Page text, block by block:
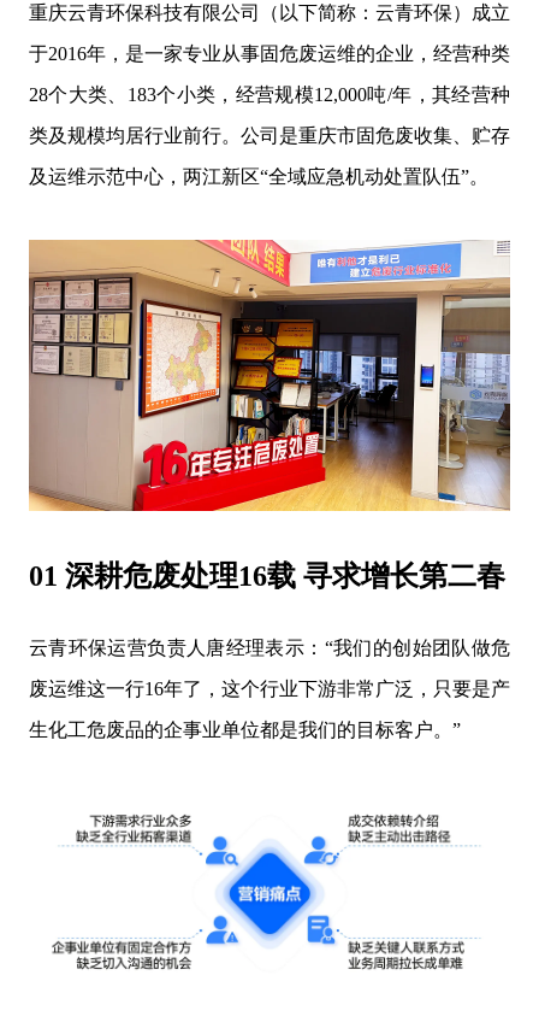
重庆云青环保科技有限公司（以下简称：云青环保）成立
于2016年，是一家专业从事固危废运维的企业，经营种类
28个大类、183个小类，经营规模12,000吨/年，其经营种
类及规模均居行业前行。公司是重庆市固危废收集、贮存
及运维示范中心，两江新区“全域应急机动处置队伍”。
01 深耕危废处理16载 寻求增长第二春
云青环保运营负责人唐经理表示：“我们的创始团队做危
废运维这一行16年了，这个行业下游非常广泛，只要是产
生化工危废品的企事业单位都是我们的目标客户。”